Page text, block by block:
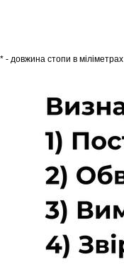
* - довжина стопи в міліметрах